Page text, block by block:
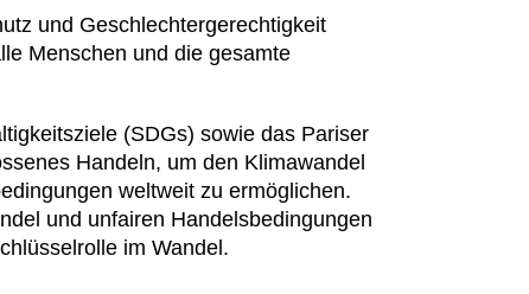
und Geschlechtergerechtigkeit
Menschen und die gesamte
(SDGs) sowie das Pariser
Handeln, um den Klimawandel
weltweit zu ermöglichen.
und unfairen Handelsbedingungen
im Wandel.